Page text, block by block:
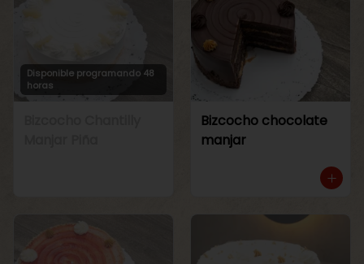
Disponible programando 48
horas
Bizcocho chocolate
manjar